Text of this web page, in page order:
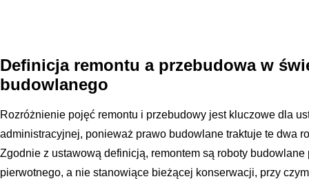
Definicja remontu a przebudowa w
budowlanego
Rozróżnienie pojęć remontu i przebudowy jest kluczowe dla
administracyjnej, ponieważ prawo budowlane traktuje te dwa
Zgodnie z ustawową definicją, remontem są roboty
pierwotnego, a nie stanowiące bieżącej konserwacji, przy